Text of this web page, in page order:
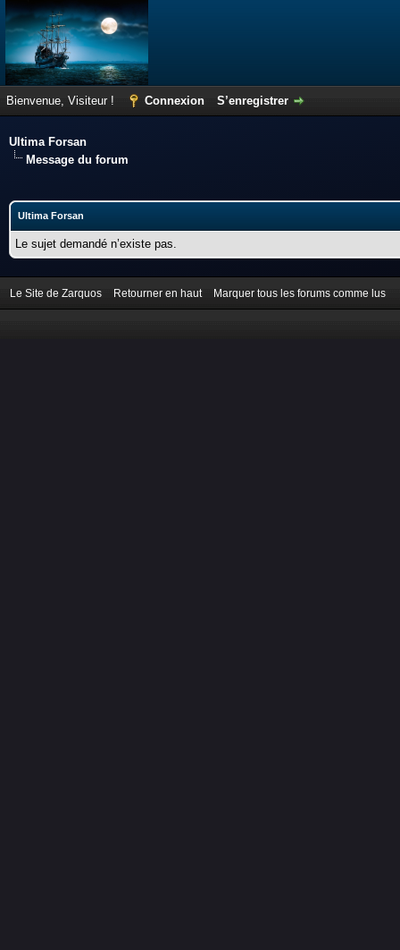
Bienvenue, Visiteur ! Connexion S’enregistrer
Ultima Forsan
Message du forum
Ultima Forsan
Le sujet demandé n’existe pas.
Le Site de Zarquos Retourner en haut Marquer tous les forums comme lus